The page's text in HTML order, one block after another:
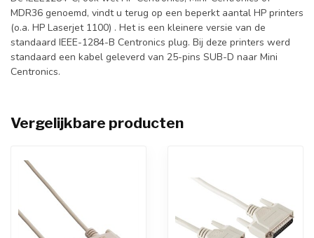
MDR36 genoemd, vindt u terug op een beperkt aantal HP printers
(o.a. HP Laserjet 1100) . Het is een kleinere versie van de
standaard IEEE-1284-B Centronics plug. Bij deze printers werd
standaard een kabel geleverd van 25-pins SUB-D naar Mini
Centronics.
Vergelijkbare producten